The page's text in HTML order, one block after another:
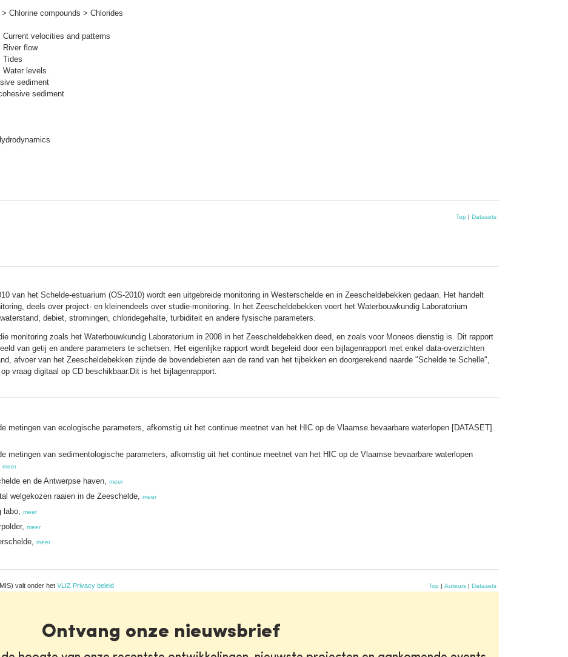
Chlorine compounds > Chlorides
velocities and patterns
River flow
Tides
Water levels
sediment
sediment
Top | Datasets
van het Schelde-estuarium (OS-2010) wordt een uitgebreide monitoring in Westerschelde en in Zeescheldebekken gedaan. Het handelt
deels over project- en kleinendeels over studie-monitoring. In het Zeescheldebekken voert het Waterbouwkundig Laboratorium
debiet, stromingen, chloridegehalte, turbiditeit en andere fysische parameters.
monitoring zoals het Waterbouwkundig Laboratorium in 2008 in het Zeescheldebekken deed, en zoals voor Moneos dienstig is. Dit rapport
van getij en andere parameters te schetsen. Het eigenlijke rapport wordt begeleid door een bijlagenrapport met enkel data-overzichten
afvoer van het Zeescheldebekken zijnde de bovendebieten aan de rand van het tijbekken en doorgerekend naarde "Schelde te Schelle",
vraag digitaal op CD beschikbaar.Dit is het bijlagenrapport.
metingen van ecologische parameters, afkomstig uit het continue meetnet van het HIC op de Vlaamse bevaarbare waterlopen [DATASET].
metingen van sedimentologische parameters, afkomstig uit het continue meetnet van het HIC op de Vlaamse bevaarbare waterlopen
meer
en de Antwerpse haven, meer
welgekozen raaien in de Zeeschelde, meer
labo, meer
meer
meer
valt onder het VLIZ Privacy beleid Top | Auteurs | Datasets
Ontvang onze nieuwsbrief